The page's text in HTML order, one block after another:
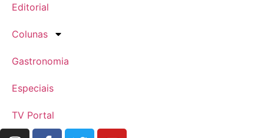
Editorial
Colunas
Gastronomia
Especiais
TV Portal